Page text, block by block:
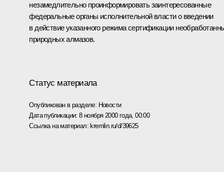
незамедлительно проинформировать заинтересованные
федеральные органы исполнительной власти о введении
в действие указанного режима сертификации
природных алмазов.
Статус материала
Опубликован в разделе: Новости
Дата публикации:8 ноября 2000 года, 00:00
Ссылка на материал:kremlin.ru/d/39625